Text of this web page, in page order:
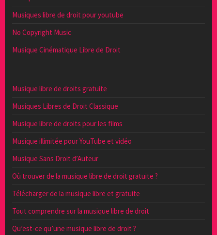
Musiques libre de droit pour youtube
No Copyright Music
Musique Cinématique Libre de Droit
Musique libre de droits gratuite
Musiques Libres de Droit Classique
Musique libre de droits pour les films
Musique illimitée pour YouTube et vidéo
Musique Sans Droit d’Auteur
Où trouver de la musique libre de droit gratuite ?
Télécharger de la musique libre et gratuite
Tout comprendre sur la musique libre de droit
Qu’est-ce qu’une musique libre de droit ?